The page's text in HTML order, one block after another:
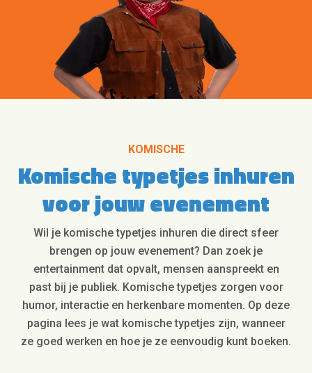
KOMISCHE
Komische typetjes inhuren
voor jouw evenement
Wil je komische typetjes inhuren die direct sfeer
brengen op jouw evenement? Dan zoek je
entertainment dat opvalt, mensen aanspreekt en
past bij je publiek. Komische typetjes zorgen voor
humor, interactie en herkenbare momenten. Op deze
pagina lees je wat komische typetjes zijn, wanneer
ze goed werken en hoe je ze eenvoudig kunt boeken.